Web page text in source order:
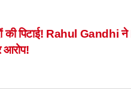
की पिटाई! Rahul Gandhi
आरोप!